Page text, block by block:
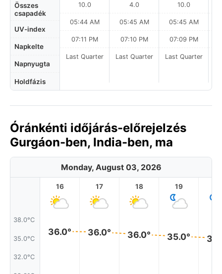
Összes
csapadék
UV-index
Napkelte
Napnyugta
Holdfázis
10.0
05:44 AM
07:11 PM
Last Quarter
4.0
05:45 AM
07:10 PM
Last Quarter
10.0
05:45 AM
07:09 PM
Last Quarter
Óránkénti időjárás-előrejelzés
Gurgáon-ben, India-ben, ma
Monday, August 03, 2026
38.0°C
35.0°C
32.0°C
16
36.0°
17
36.0°
18
36.0°
19
35.0°